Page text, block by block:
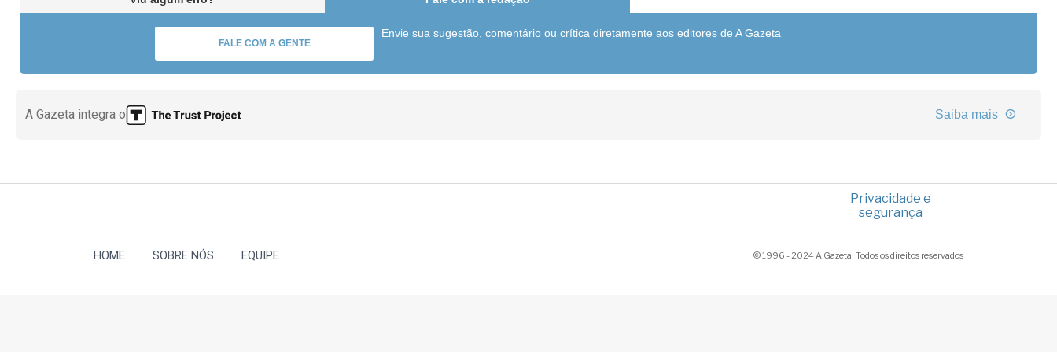
FALE COM A GENTE
Envie sua sugestão, comentário ou crítica diretamente aos editores de A Gazeta
A Gazeta integra o Saiba mais
Privacidade e
segurança
HOME SOBRE NÓS EQUIPE © 1996 - 2024 A Gazeta. Todos os direitos reservados